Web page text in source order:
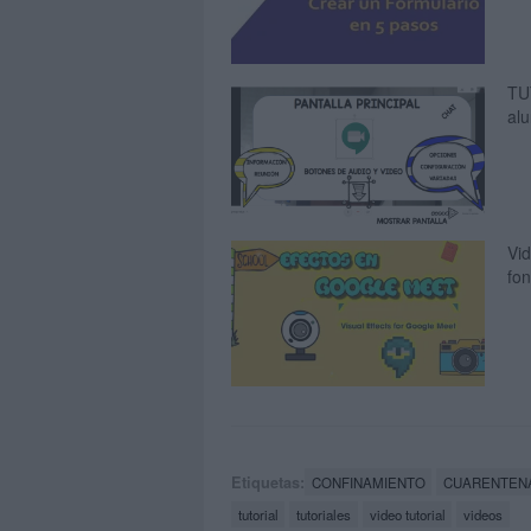
Etiquetas: CONFINAMIENTO
tutorial
tutoriales video tutorial videos